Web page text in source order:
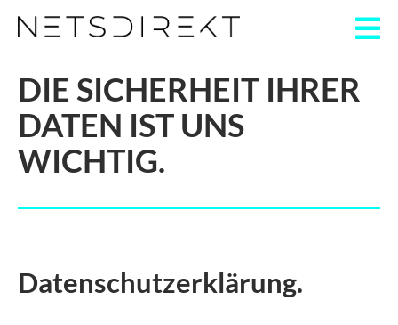
DIE SICHERHEIT IHRER
DATEN IST UNS
WICHTIG.
Datenschutzerklärung.